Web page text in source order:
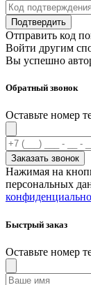
Подтвердить
Отправить код
Войти другим
Вы успешно
Обратный звонок
Оставьте номер
Заказать звонок
Нажимая на
персональных
Быстрый заказ
Оставьте номер